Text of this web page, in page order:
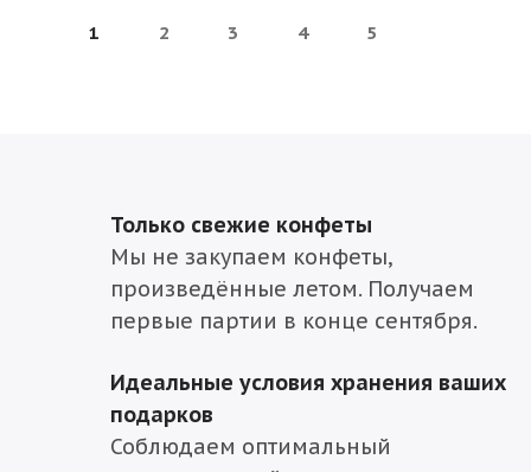
1 2 3 4 5
Только свежие конфеты
Мы не закупаем конфеты,
произведённые летом. Получаем
первые партии в конце сентября.
Идеальные условия хранения ваших
подарков
Соблюдаем оптимальный